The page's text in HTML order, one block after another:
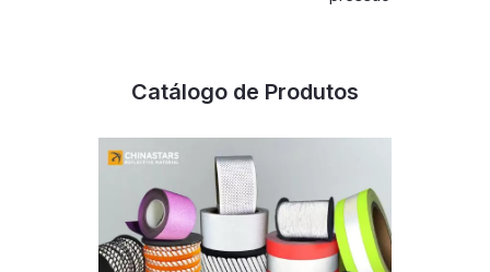
Catálogo de Produtos